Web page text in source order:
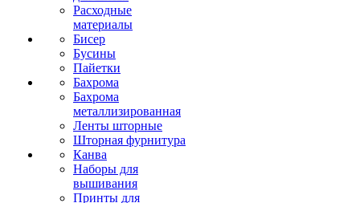
Расходные
материалы
Бисер
Бусины
Пайетки
Бахрома
Бахрома
металлизированная
Ленты шторные
Шторная фурнитура
Канва
Наборы для
вышивания
Принты для